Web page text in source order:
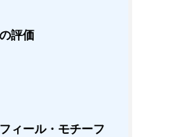
評価
ィール・モチーフ